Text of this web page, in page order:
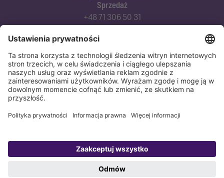
Sprzedaż
+48 71 306 50 31
Doradztwo techniczne
Serwis techniczny
+48 71 306 50 51
Copyright 1998-2026 KESSEL Sp. z o.o., ul. Innowacyjna 2, Biskupice Podgórne,
Polityka prywatności Stopka redakcyjna